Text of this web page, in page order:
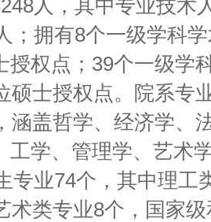
人，其中专业技术
；拥有8个一级学科
授权点；39个一级学
硕士授权点。院系专
涵盖哲学、经济学、
工学、管理学、艺术
专业74个，其中理工
术类专业8个，国家